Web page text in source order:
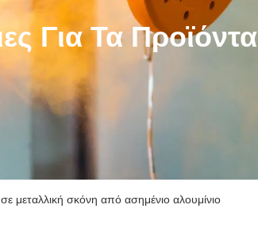
Για Τα Προϊόντα
μεταλλική σκόνη από ασημένιο αλουμίνιο